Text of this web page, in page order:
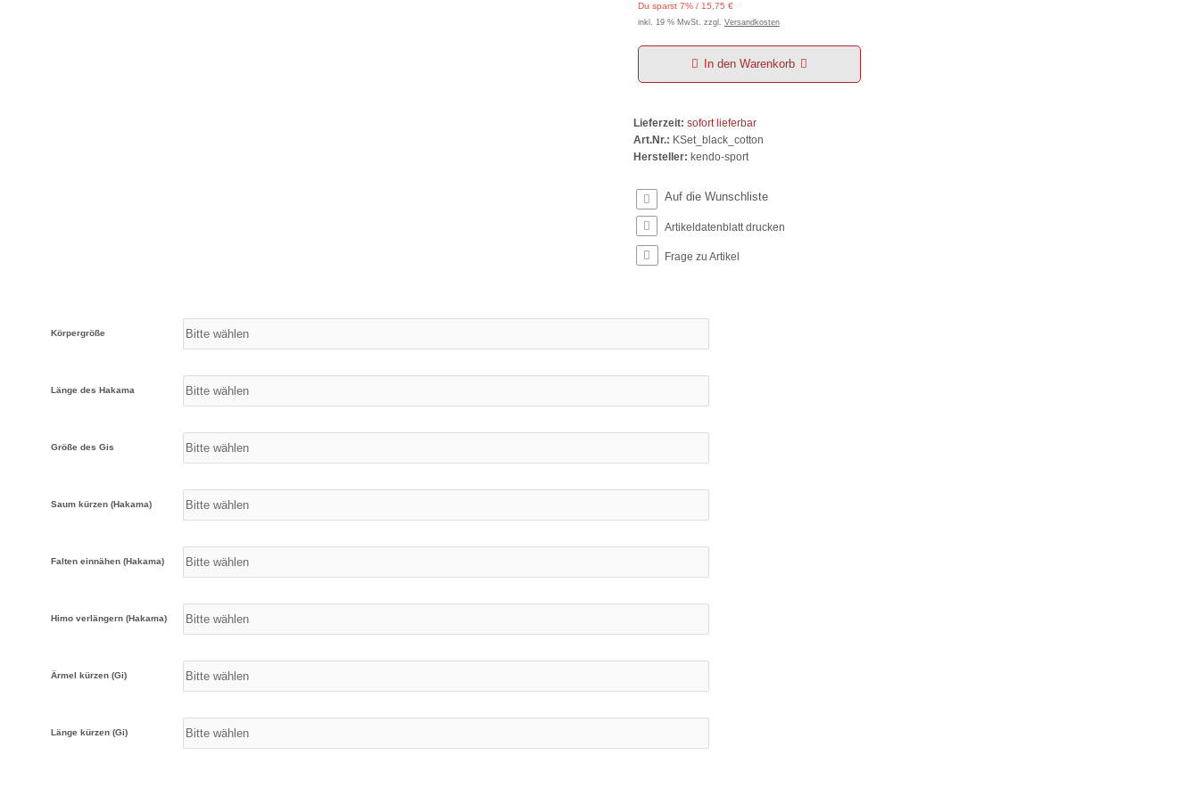
Du sparst 7% / 15,75 €
inkl. 19 % MwSt. zzgl. Versandkosten
In den Warenkorb
Lieferzeit: sofort lieferbar
Art.Nr.: KSet_black_cotton
Hersteller: kendo-sport
Artikeldatenblatt drucken
Frage zu Artikel
Körpergröße
Länge des Hakama
Größe des Gis
Saum kürzen (Hakama)
Falten einnähen (Hakama)
Himo verlängern (Hakama)
Ärmel kürzen (Gi)
Länge kürzen (Gi)